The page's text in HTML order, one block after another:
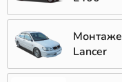
Lancer